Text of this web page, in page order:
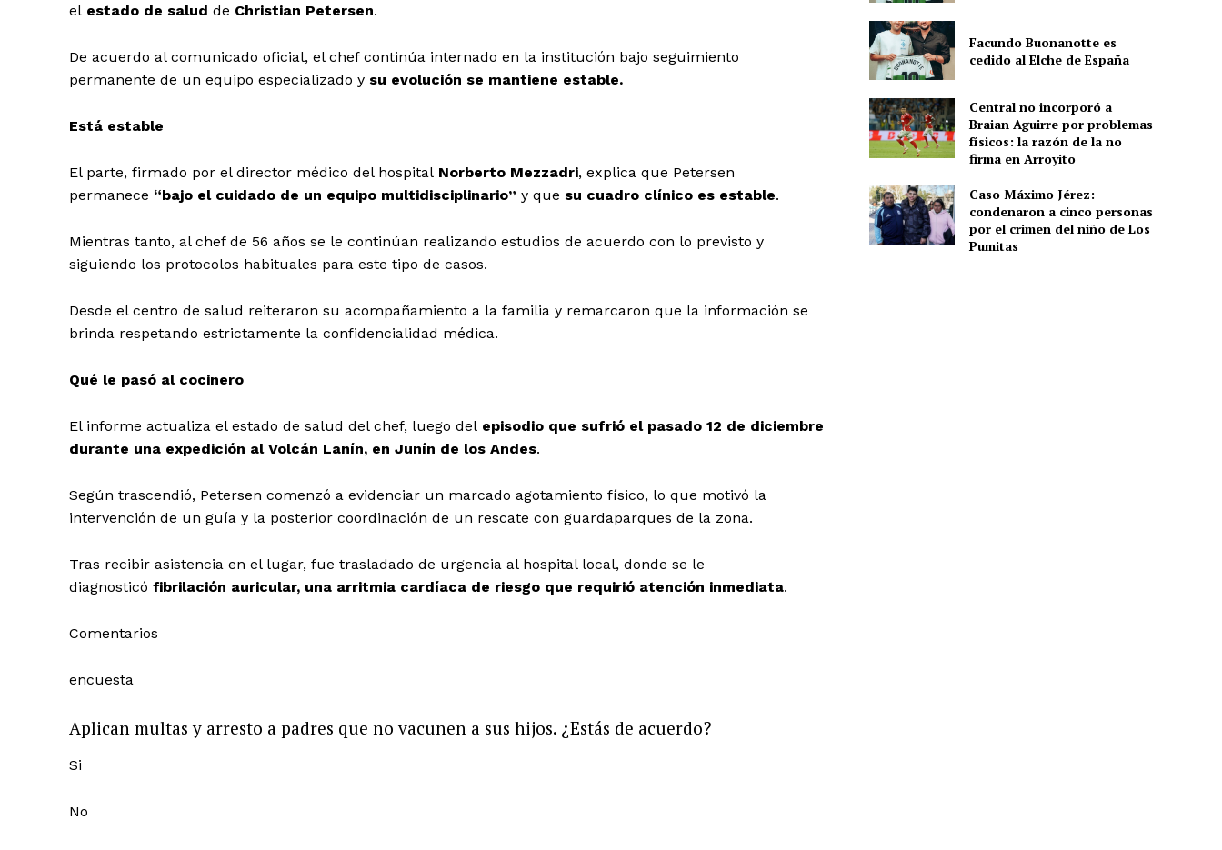
el estado de salud de Christian Petersen.
De acuerdo al comunicado oficial, el chef continúa internado en la institución bajo seguimiento
permanente de un equipo especializado y su evolución se mantiene estable.
Está estable
El parte, firmado por el director médico del hospital Norberto Mezzadri, explica que Petersen
permanece “bajo el cuidado de un equipo multidisciplinario” y que su cuadro clínico es estable.
Mientras tanto, al chef de 56 años se le continúan realizando estudios de acuerdo con lo previsto y
siguiendo los protocolos habituales para este tipo de casos.
Desde el centro de salud reiteraron su acompañamiento a la familia y remarcaron que la información se
brinda respetando estrictamente la confidencialidad médica.
Qué le pasó al cocinero
El informe actualiza el estado de salud del chef, luego del episodio que sufrió el pasado 12 de diciembre
durante una expedición al Volcán Lanín, en Junín de los Andes.
Según trascendió, Petersen comenzó a evidenciar un marcado agotamiento físico, lo que motivó la
intervención de un guía y la posterior coordinación de un rescate con guardaparques de la zona.
Tras recibir asistencia en el lugar, fue trasladado de urgencia al hospital local, donde se le
diagnosticó fibrilación auricular, una arritmia cardíaca de riesgo que requirió atención inmediata.
Comentarios
encuesta
Aplican multas y arresto a padres que no vacunen a sus hijos. ¿Estás de acuerdo?
Si
No
Facundo Buonanotte es
cedido al Elche de España
Central no incorporó a
Braian Aguirre por problemas
físicos: la razón de la no
firma en Arroyito
Caso Máximo Jérez:
condenaron a cinco personas
por el crimen del niño de Los
Pumitas